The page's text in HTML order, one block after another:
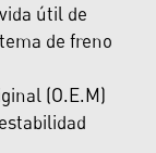
útil de
de freno
(O.E.M)